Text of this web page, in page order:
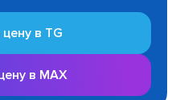
в TG
в MAX